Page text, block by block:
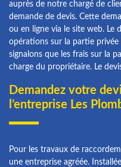
auprès de notre chargé de
demande de devis. Cette
ou en ligne via le site web. Le
opérations sur la partie
signalons que les frais sur la
charge du propriétaire. Le
Demandez votre
l’entreprise Les
Pour les travaux de
une entreprise agréée.